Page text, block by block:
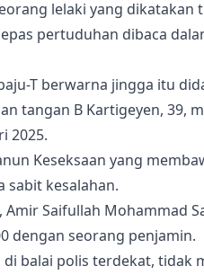
lelaki yang dikatakan
pertuduhan dibaca
T berwarna jingga itu
tangan B Kartigeyen, 39,
2025.
Keseksaan yang
sabit kesalahan.
Amir Saifullah Mohammad
dengan seorang penjamin.
balai polis terdekat, tidak